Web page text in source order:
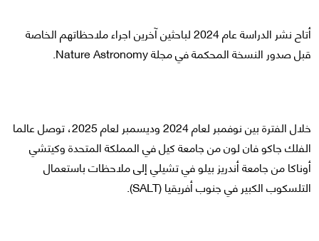
أتاح نشر الدراسة عام 2024 لباحثين آخرين اجراء ملاحظاتهم الخاصة
قبل صدور النسخة المحكمة في مجلة Nature Astronomy.
خلال الفترة بين نوفمبر لعام 2024 وديسمبر لعام 2025، توصل عالما
الفلك جاكو فان لون من جامعة كيل في المملكة المتحدة وكيتشي
أوناكا من جامعة أندريز بيلو في تشيلي إلى ملاحظات باستعمال
التلسكوب الكبير في جنوب أفريقيا (SALT).